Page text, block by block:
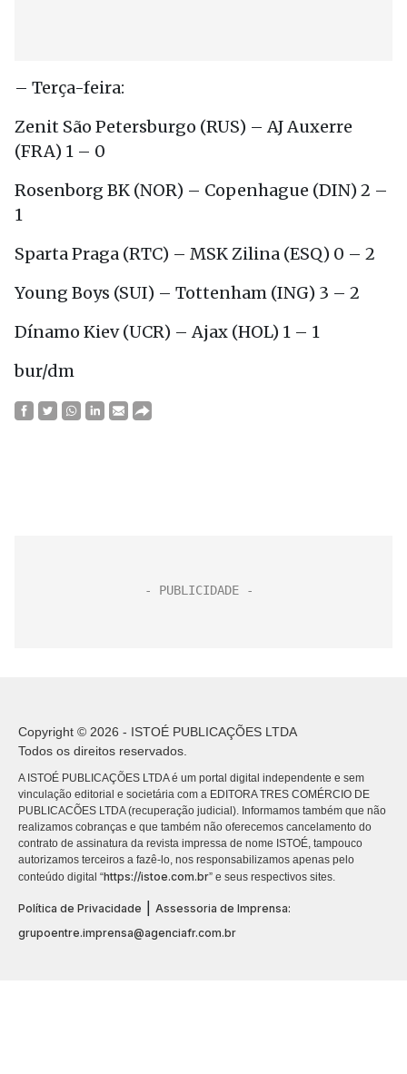
– Terça-feira:
Zenit São Petersburgo (RUS) – AJ Auxerre
(FRA) 1 – 0
Rosenborg BK (NOR) – Copenhague (DIN) 2 –
1
Sparta Praga (RTC) – MSK Zilina (ESQ) 0 – 2
Young Boys (SUI) – Tottenham (ING) 3 – 2
Dínamo Kiev (UCR) – Ajax (HOL) 1 – 1
bur/dm
Copyright © 2026 - ISTOÉ PUBLICAÇÕES LTDA
Todos os direitos reservados.
A ISTOÉ PUBLICAÇÕES LTDA é um portal digital independente e sem
vinculação editorial e societária com a EDITORA TRES COMÉRCIO DE
PUBLICACÕES LTDA (recuperação judicial). Informamos também que não
realizamos cobranças e que também não oferecemos cancelamento do
contrato de assinatura da revista impressa de nome ISTOÉ, tampouco
autorizamos terceiros a fazê-lo, nos responsabilizamos apenas pelo
conteúdo digital “https://istoe.com.br” e seus respectivos sites.
Política de Privacidade
Assessoria de Imprensa:
grupoentre.imprensa@agenciafr.com.br